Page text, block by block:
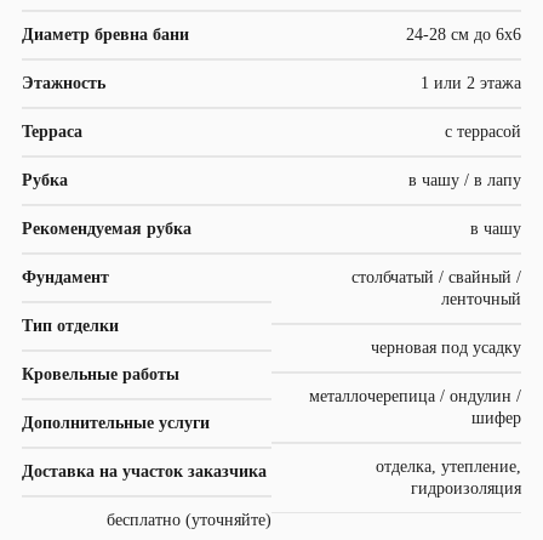
Диаметр бревна бани 24-28 см до 6х6
Этажность 1 или 2 этажа
Терраса с террасой
Рубка в чашу / в лапу
Рекомендуемая рубка в чашу
Фундамент
столбчатый / свайный /
ленточный
Тип отделки
черновая под усадку
Кровельные работы
металлочерепица / ондулин /
шифер
Дополнительные услуги
отделка, утепление,
гидроизоляция
Доставка на участок заказчика
бесплатно (уточняйте)